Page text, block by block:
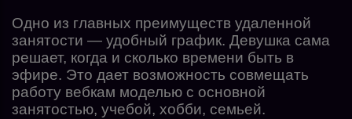
Одно из главных преимуществ удаленной
занятости — удобный график. Девушка сама
решает, когда и сколько времени быть в
эфире. Это дает возможность совмещать
работу вебкам моделью с основной
занятостью, учебой, хобби, семьей.